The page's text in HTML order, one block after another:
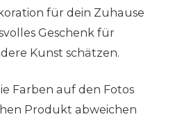
für dein Zuhause
Geschenk für
Kunst schätzen.
Farben auf den Fotos
Produkt abweichen